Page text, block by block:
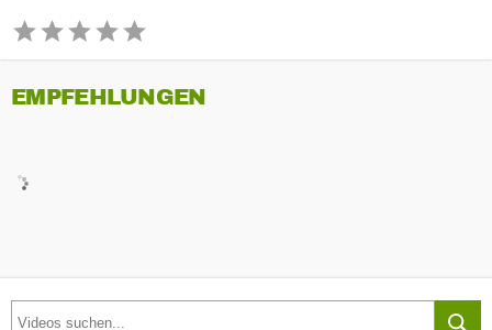
EMPFEHLUNGEN